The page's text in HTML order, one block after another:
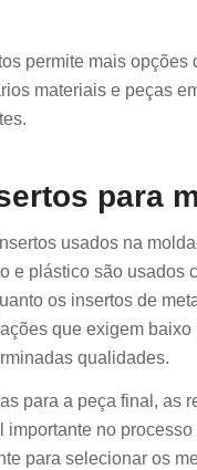
permite mais
materiais e peças
para
usados na
e plástico são usados
os insertos de
que exigem
qualidades.
para a peça final, as
no
para selecionar os